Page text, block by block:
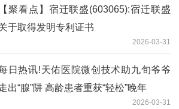
【聚看点】宿迁联盛(603065):宿迁联盛
于取得发明专利证书
2026-03-31
日热讯!天佑医院微创技术助九旬爷爷
出“腺”阱 高龄患者重获“轻松”晚年
2026-03-31